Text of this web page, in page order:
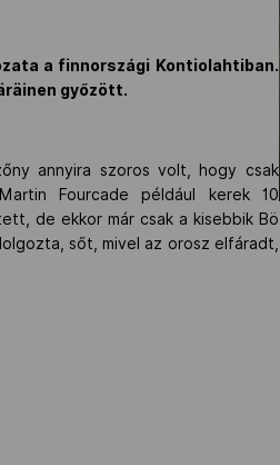
a finnországi Kontiolahtiban.
győzött.
annyira szoros volt, hogy csak
Fourcade például kerek 10
de ekkor már csak a kisebbik Bö
sőt, mivel az orosz elfáradt,